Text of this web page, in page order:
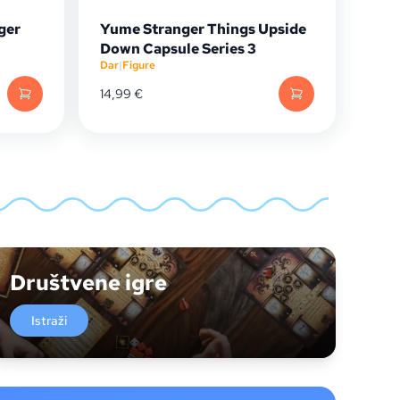
Yume Stranger Things Upside
Down Capsule Series 3
Dar|Figure
14,99 €
Društvene igre
Istraži